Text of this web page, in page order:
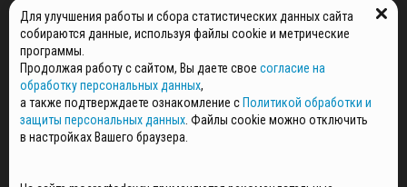
© 2026 ПРАВА НА ВСЕ МАТЕРИАЛЫ САЙТА ПРИНАДЛЕЖАТ ГАУ МО "ЦИФРОВЫЕ
МЕДИА" (ОГРН: 1255000059467).
ПОЛИТИКА ОБРАБОТКИ И ЗАЩИТЫ ПЕРСОНАЛЬНЫХ ДАННЫХ
НОВОСТИ
ГАЗЕТЫ
РЕКЛАМОДАТЕЛЯМ
Для улучшения работы и сбора статистических данных сайта
собираются данные, используя файлы cookie и метрические
программы.
Продолжая работу с сайтом, Вы даете свое согласие на
обработку персональных данных,
а также подтверждаете ознакомление с Политикой обработки и
защиты персональных данных . Файлы cookie можно отключить
в настройках Вашего браузера.